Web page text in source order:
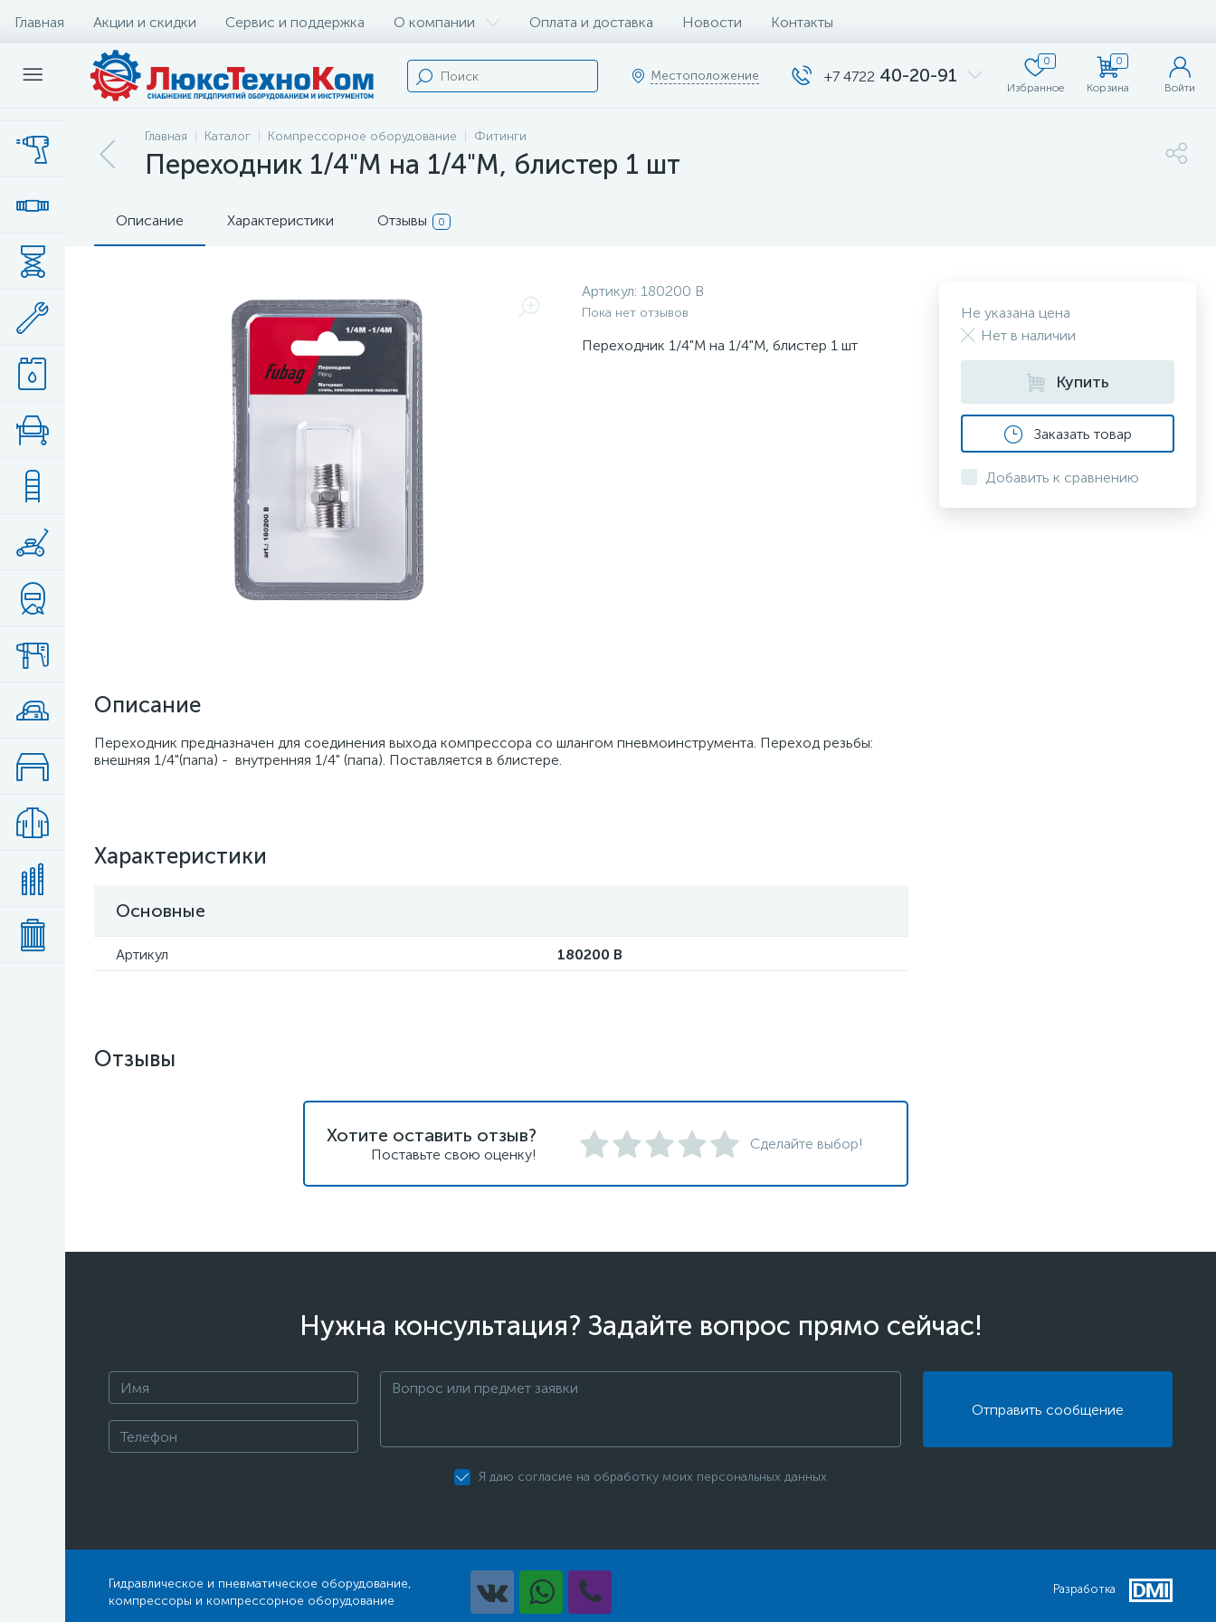
Главная Акции и скидки Сервис и поддержка О компании Оплата и доставка Новости Контакты
Местоположение +7 4722 40-20-91
0
Избранное
0
Корзина Войти
Главная Каталог Компрессорное оборудование Фитинги
Переходник 1/4"M на 1/4"М, блистер 1 шт
Описание Характеристики Отзывы 0
Артикул: 180200 B
Пока нет отзывов
Переходник 1/4"M на 1/4"М, блистер 1 шт
Описание
Переходник предназначен для соединения выхода компрессора со шлангом пневмоинструмента. Переход резьбы:
внешняя 1/4"(папа) - внутренняя 1/4" (папа). Поставляется в блистере.
Характеристики
Основные
Артикул 180200 B
Не указана цена
Нет в наличии
Купить
Заказать товар
Добавить к сравнению
Отзывы
Хотите оставить отзыв?
Поставьте свою оценку!
Сделайте выбор!
Нужна консультация? Задайте вопрос прямо сейчас!
Отправить сообщение
Я даю согласие на обработку моих персональных данных
Гидравлическое и пневматическое оборудование,
компрессоры и компрессорное оборудование
Разработка